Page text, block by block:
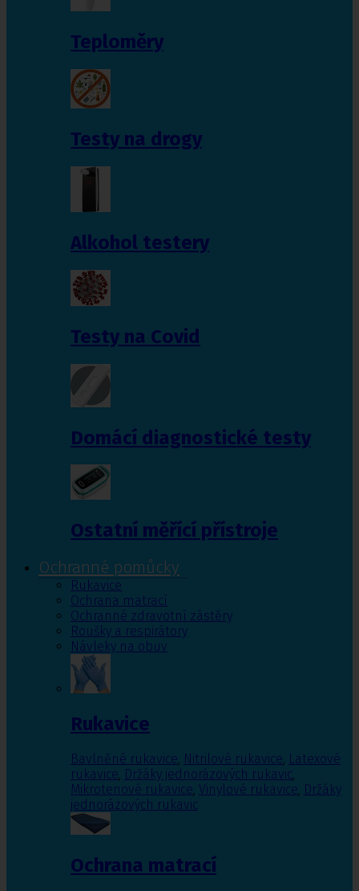
Teploměry
Testy na drogy
Alkohol testery
Testy na Covid
Domácí diagnostické testy
Ostatní měřící přístroje
Ochranné pomůcky
Rukavice
Ochrana matrací
Ochranné zdravotní zástěry
Roušky a respirátory
Návleky na obuv
Rukavice
Bavlněné rukavice, Nitrilové rukavice, Latexové
rukavice, Držáky jednorázových rukavic,
Mikrotenové rukavice, Vinylové rukavice, Držáky
jednorázových rukavic
Ochrana matrací